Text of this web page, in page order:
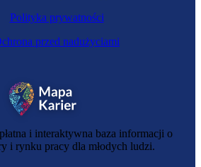
i interaktywna baza informacji o
i rynku pracy dla młodych ludzi.
Polityka prywatności
przed nadużyciami